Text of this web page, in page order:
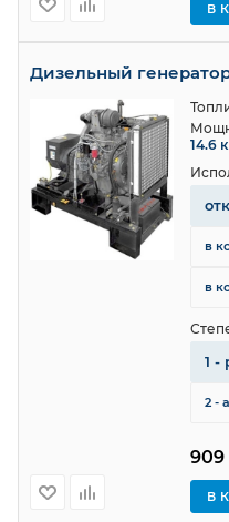
В
Дизельный
909
В
14.6
в
в
1 -
2 -